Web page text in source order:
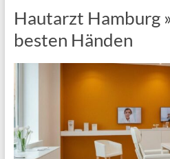
Hautarzt Hamburg
besten Händen